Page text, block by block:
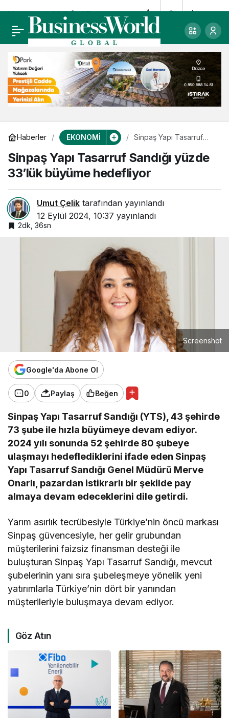
Haberler EKONOMİ
Sinpaş Yapı Tasarruf
büyüme hedefliyor
Sinpaş Yapı Tasarruf Sandığı yüzde
33’lük büyüme hedefliyor
Umut Çelik tarafından yayınlandı
12 Eylül 2024, 10:37 yayınlandı
2dk, 36sn
Screenshot
Google'da Abone Ol
0 Paylaş Beğen
Sinpaş Yapı Tasarruf Sandığı (YTS), 43 şehirde
73 şube ile hızla büyümeye devam ediyor.
2024 yılı sonunda 52 şehirde 80 şubeye
ulaşmayı hedeflediklerini ifade eden Sinpaş
Yapı Tasarruf Sandığı Genel Müdürü Merve
Onarlı, pazardan istikrarlı bir şekilde pay
almaya devam edeceklerini dile getirdi.
Yarım asırlık tecrübesiyle Türkiye’nin öncü markası
Sinpaş güvencesiyle, her gelir grubundan
müşterilerini faizsiz finansman desteği ile
buluşturan Sinpaş Yapı Tasarruf Sandığı, mevcut
şubelerinin yanı sıra şubeleşmeye yönelik yeni
yatırımlarla Türkiye’nin dört bir yanından
müşterileriyle buluşmaya devam ediyor.
Göz Atın
Koruncuk Vakfı 45.
yılını kutluyor
0 Paylaş